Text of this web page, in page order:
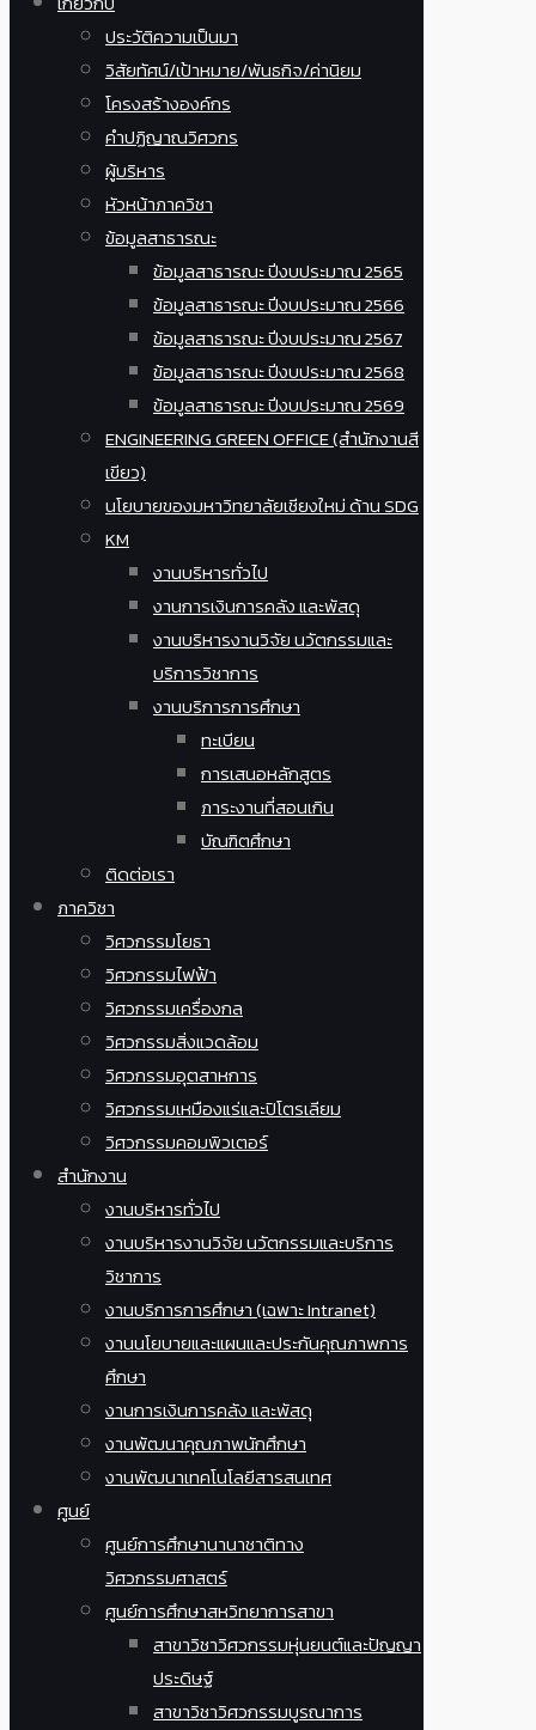
ประวัติความเป็นมา
วิสัยทัศน์/เป้าหมาย/พันธกิจ/ค่านิยม
โครงสร้างองค์กร
คำปฏิญาณวิศวกร
ผู้บริหาร
หัวหน้าภาควิชา
ข้อมูลสาธารณะ
ข้อมูลสาธารณะ ปีงบประมาณ 2565
ข้อมูลสาธารณะ ปีงบประมาณ 2566
ข้อมูลสาธารณะ ปีงบประมาณ 2567
ข้อมูลสาธารณะ ปีงบประมาณ 2568
ข้อมูลสาธารณะ ปีงบประมาณ 2569
ENGINEERING GREEN OFFICE (สำนักงานสี
เขียว)
นโยบายของมหาวิทยาลัยเชียงใหม่ ด้าน SDG
KM
งานบริหารทั่วไป
งานการเงินการคลัง และพัสดุ
งานบริหารงานวิจัย นวัตกรรมและ
บริการวิชาการ
งานบริการการศึกษา
ทะเบียน
การเสนอหลักสูตร
ภาระงานที่สอนเกิน
บัณฑิตศึกษา
ติดต่อเรา
ภาควิชา
วิศวกรรมโยธา
วิศวกรรมไฟฟ้า
วิศวกรรมเครื่องกล
วิศวกรรมสิ่งแวดล้อม
วิศวกรรมอุตสาหการ
วิศวกรรมเหมืองแร่และปิโตรเลียม
วิศวกรรมคอมพิวเตอร์
สำนักงาน
งานบริหารทั่วไป
งานบริหารงานวิจัย นวัตกรรมและบริการ
วิชาการ
งานบริการการศึกษา (เฉพาะ Intranet)
งานนโยบายและแผนและประกันคุณภาพการ
ศึกษา
งานการเงินการคลัง และพัสดุ
งานพัฒนาคุณภาพนักศึกษา
งานพัฒนาเทคโนโลยีสารสนเทศ
ศูนย์
ศูนย์การศึกษานานาชาติทาง
วิศวกรรมศาสตร์
ศูนย์การศึกษาสหวิทยาการสาขา
สาขาวิชาวิศวกรรมหุ่นยนต์และปัญญา
ประดิษฐ์
สาขาวิชาวิศวกรรมบูรณาการ